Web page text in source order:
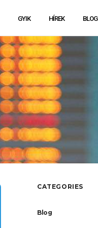
GYIK HÍREK BLOG
CATEGORIES
Blog